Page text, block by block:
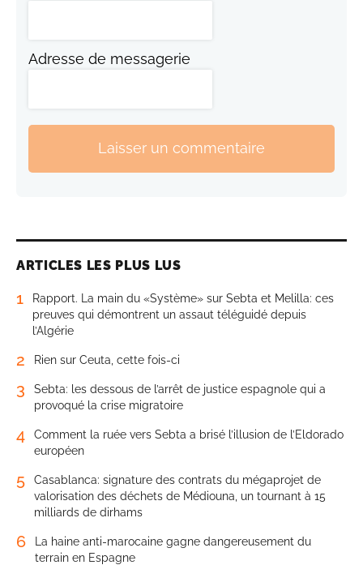
Adresse de messagerie
Laisser un commentaire
ARTICLES LES PLUS LUS
1
Rapport. La main du «Système» sur Sebta et Melilla: ces
preuves qui démontrent un assaut téléguidé depuis
l’Algérie
2 Rien sur Ceuta, cette fois-ci
3
Sebta: les dessous de l’arrêt de justice espagnole qui a
provoqué la crise migratoire
4
Comment la ruée vers Sebta a brisé l’illusion de l’Eldorado
européen
5
Casablanca: signature des contrats du mégaprojet de
valorisation des déchets de Médiouna, un tournant à 15
milliards de dirhams
6
La haine anti-marocaine gagne dangereusement du
terrain en Espagne